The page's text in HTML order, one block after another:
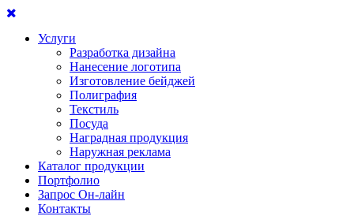
Услуги
Разработка дизайна
Нанесение логотипа
Изготовление бейджей
Полиграфия
Текстиль
Посуда
Наградная продукция
Наружная реклама
Каталог продукции
Портфолио
Запрос Он-лайн
Контакты